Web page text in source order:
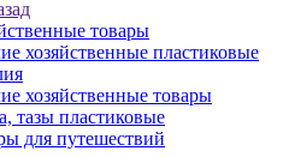
товары
хозяйственные пластиковые
хозяйственные товары
тазы пластиковые
для путешествий